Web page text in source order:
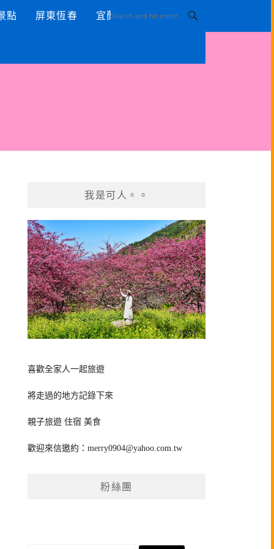
點 屏東恆春 宜蘭景點
我是可人。。
喜歡全家人一起旅遊
將走過的地方記錄下來
親子旅遊 住宿 美食
歡迎來信邀約：merry0904@yahoo.com.tw
粉絲團